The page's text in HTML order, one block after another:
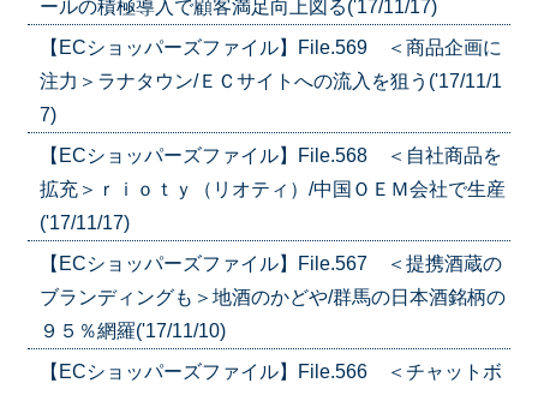
ールの積極導入で顧客満足向上図る('17/11/17)
【ECショッパーズファイル】File.569 ＜商品企画に
注力＞ラナタウン/ＥＣサイトへの流入を狙う('17/11/1
7)
【ECショッパーズファイル】File.568 ＜自社商品を
拡充＞ｒｉｏｔｙ（リオティ）/中国ＯＥＭ会社で生産
('17/11/17)
【ECショッパーズファイル】File.567 ＜提携酒蔵の
ブランディングも＞地酒のかどや/群馬の日本酒銘柄の
９５％網羅('17/11/10)
【ECショッパーズファイル】File.566 ＜チャットボ